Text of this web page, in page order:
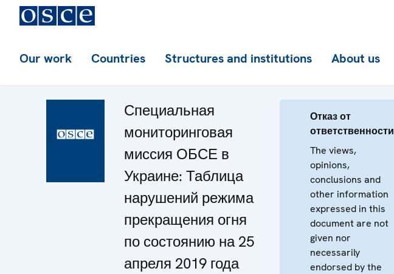
Our work Countries Structures and institutions About us
Специальная
мониторинговая
миссия ОБСЕ в
Украине: Таблица
нарушений режима
прекращения огня
по состоянию на 25
апреля 2019 года
Отказ от
ответственности
The views,
opinions,
conclusions and
other information
expressed in this
document are not
given nor
necessarily
endorsed by the